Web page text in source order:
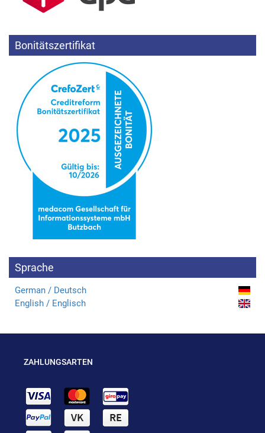
Bonitätszertifikat
Sprache
German / Deutsch
English / Englisch
ZAHLUNGSARTEN